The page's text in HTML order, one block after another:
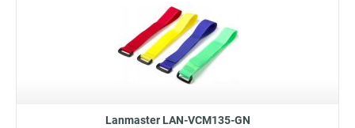
Lanmaster LAN-VCM135-GN